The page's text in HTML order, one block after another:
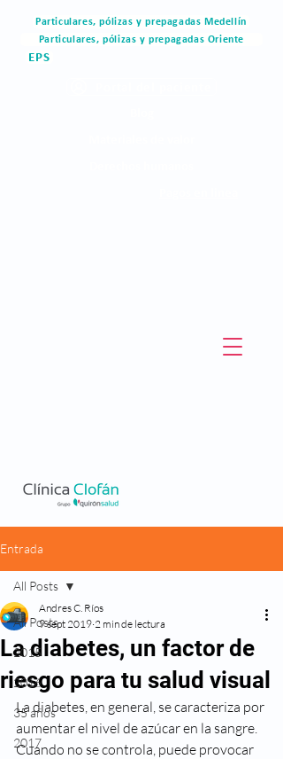
Particulares, pólizas y prepagadas Medellín
Particulares, pólizas y prepagadas Oriente
EPS
Entrada
All Posts
2015
2016
35 años
2017
All Posts
La diabetes, un factor de
riesgo para tu salud visual
Andres C. Ríos
9 sept 2019 2 min de lectura
La diabetes, en general, se caracteriza por
aumentar el nivel de azúcar en la sangre.
Cuando no se controla, puede provocar